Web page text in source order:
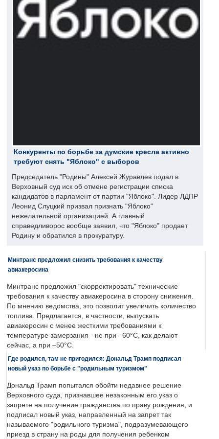
Конкуренты по борьбе за думские кресла активно
требуют снять "Яблоко" с выборов
Председатель "Родины" Алексей Журавлев подал в
Верховный суд иск об отмене регистрации списка
кандидатов в парламент от партии "Яблоко". Лидер ЛДПР
Леонид Слуцкий призвал признать "Яблоко"
нежелательной организацией. А главный
справедливорос вообще заявил, что "Яблоко" продает
Родину и обратился в прокуратуру.
Минтранс предложил снизить требования к качеству
авиакеросина
Минтранс предложил "скорректировать" технические
требования к качеству авиакеросина в сторону снижения.
По мнению ведомства, это позволит увеличить количество
топлива. Предлагается, в частности, выпускать
авиакеросин с менее жесткими требованиями к
температуре замерзания - не при –60°C, как делают
сейчас, а при –50°C.
Где родился, там не пригодился: Дональд Трамп подписал
новый указ по борьбе с "родильным туризмом"
Дональд Трамп попытался обойти недавнее решение
Верховного суда, признавшее незаконным его указ о
запрете на получение гражданства по праву рождения, и
подписал новый указ, направленный на запрет так
называемого "родильного туризма", подразумевающего
приезд в страну на роды для получения ребенком